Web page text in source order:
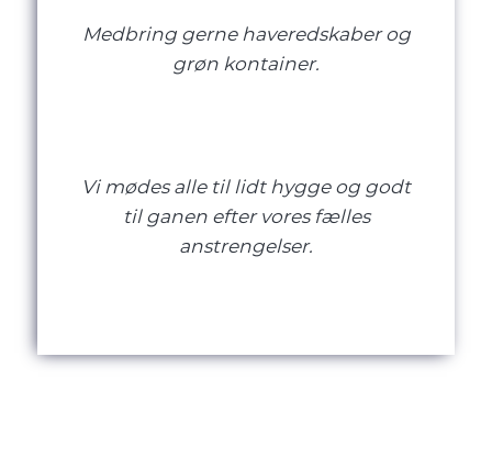
Medbring gerne haveredskaber og
grøn kontainer.
Vi mødes alle til lidt hygge og godt
til ganen efter vores fælles
anstrengelser.